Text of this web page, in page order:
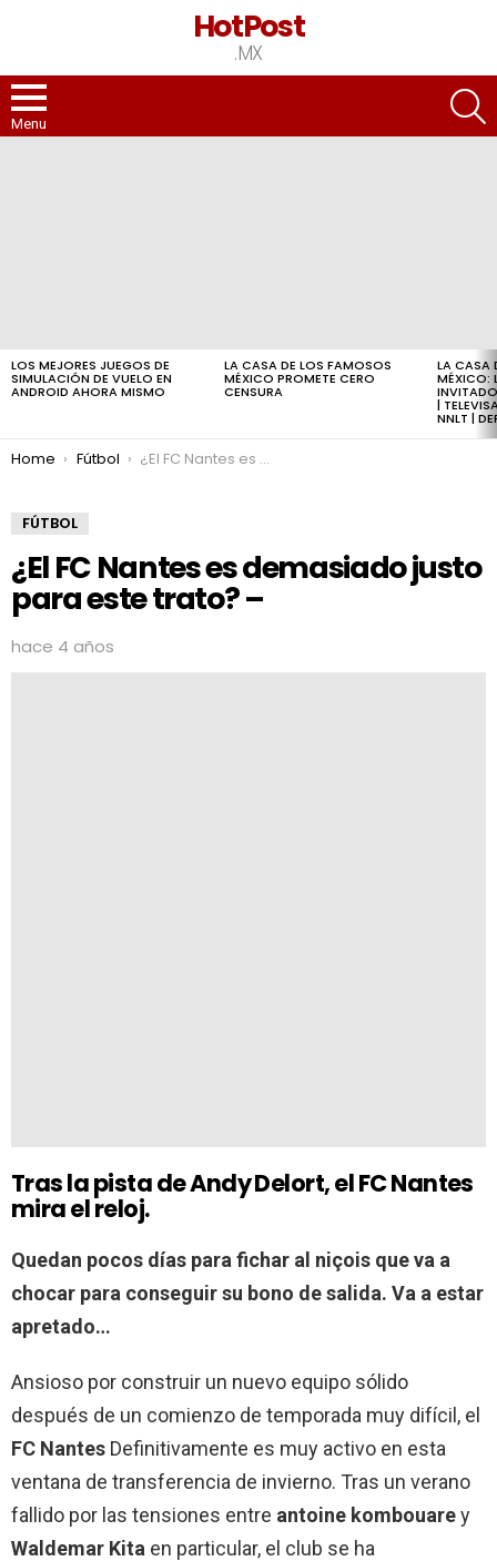
HotPost
.MX
Menu
LOS MEJORES JUEGOS DE
SIMULACIÓN DE VUELO EN
ANDROID AHORA MISMO
LA CASA DE LOS FAMOSOS
MÉXICO PROMETE CERO
CENSURA
LA CASA
MÉXICO:
|
NNLT |
You are here:
Home Fútbol ¿El FC Nantes es demasiado justo para este trato? –
FÚTBOL
¿El FC Nantes es demasiado justo
para este trato? –
hace 4 años
Tras la pista de Andy Delort, el FC Nantes
mira el reloj.
Quedan pocos días para fichar al niçois que va a
chocar para conseguir su bono de salida. Va a estar
apretado…
Ansioso por construir un nuevo equipo sólido
después de un comienzo de temporada muy difícil, el
FC Nantes Definitivamente es muy activo en esta
ventana de transferencia de invierno. Tras un verano
fallido por las tensiones entre antoine kombouarey
Waldemar Kita en particular, el club se ha